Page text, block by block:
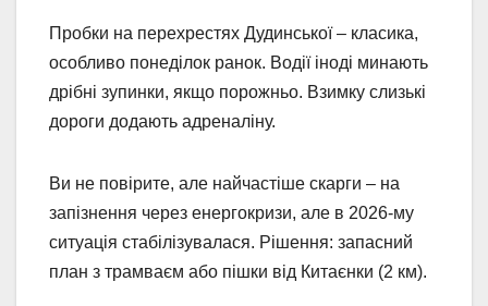
Пробки на перехрестях Дудинської – класика,
особливо понеділок ранок. Водії іноді минають
дрібні зупинки, якщо порожньо. Взимку слизькі
дороги додають адреналіну.
Ви не повірите, але найчастіше скарги – на
запізнення через енергокризи, але в 2026-му
ситуація стабілізувалася. Рішення: запасний
план з трамваєм або пішки від Китаєнки (2 км).